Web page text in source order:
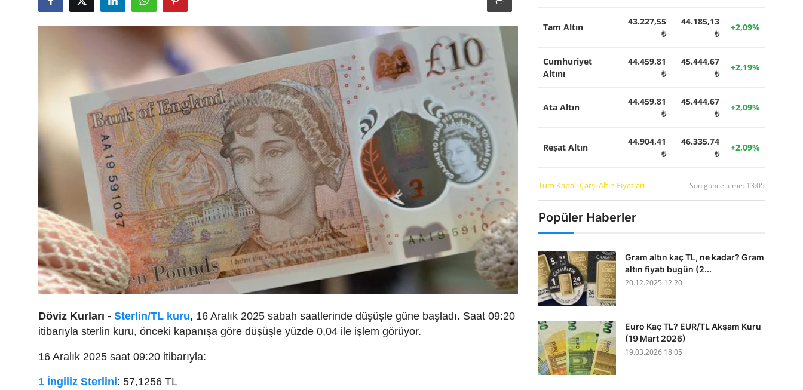
Döviz Kurları - Sterlin/TL kuru, 16 Aralık 2025 sabah saatlerinde düşüşle güne başladı. Saat 09:20
itibarıyla sterlin kuru, önceki kapanışa göre düşüşle yüzde 0,04 ile işlem görüyor.
16 Aralık 2025 saat 09:20 itibarıyla:
1 İngiliz Sterlini: 57,1256 TL
Tam Altın
43.227,55
₺
44.185,13
₺
+2,09%
Cumhuriyet
Altını
44.459,81
₺
45.444,67
₺
+2,19%
Ata Altın
44.459,81
₺
45.444,67
₺
+2,09%
Reşat Altın
44.904,41
₺
46.335,74
₺
+2,09%
Tüm Kapalı Çarşı Altın Fiyatları Son güncelleme: 13:05
Popüler Haberler
Gram altın kaç TL, ne kadar? Gram
altın fiyatı bugün (2...
20.12.2025 12:20
Euro Kaç TL? EUR/TL Akşam Kuru
(19 Mart 2026)
19.03.2026 18:05